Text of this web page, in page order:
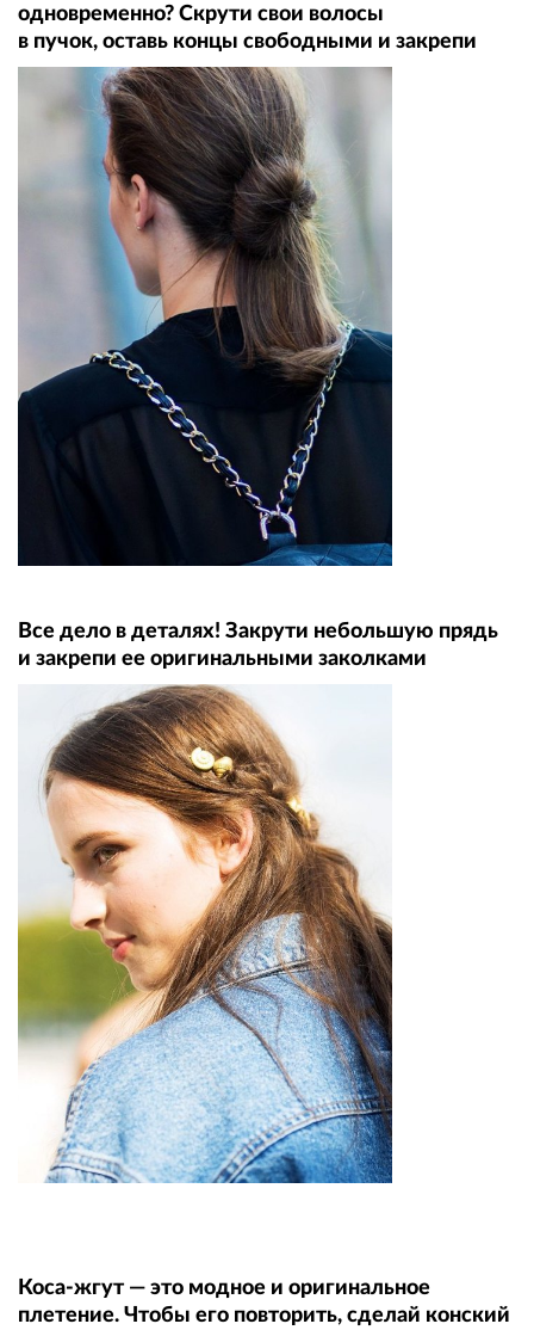
одновременно? Скрути свои волосы
в пучок, оставь концы свободными и закрепи
Все дело в деталях! Закрути небольшую прядь
и закрепи ее оригинальными заколками
Коса-жгут — это модное и оригинальное
плетение. Чтобы его повторить, сделай конский